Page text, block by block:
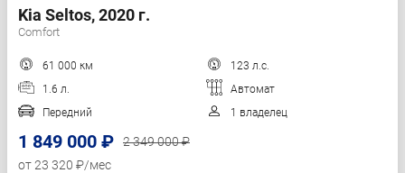
Kia Seltos, 2020 г.
Comfort
61 000 км
123 л.с.
1.6 л.
Автомат
Передний
1 владелец
1 849 000 ₽
2 349 000 ₽
от 23 320 ₽/мес